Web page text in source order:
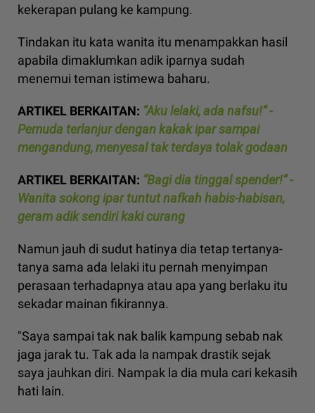
kekerapan pulang ke kampung.
Tindakan itu kata wanita itu menampakkan hasil
apabila dimaklumkan adik iparnya sudah
menemui teman istimewa baharu.
ARTIKEL BERKAITAN: “Aku lelaki, ada nafsu!” -
Pemuda terlanjur dengan kakak ipar sampai
mengandung, menyesal tak terdaya tolak godaan
ARTIKEL BERKAITAN: “Bagi dia tinggal spender!” -
Wanita sokong ipar tuntut nafkah habis-habisan,
geram adik sendiri kaki curang
Namun jauh di sudut hatinya dia tetap tertanya-
tanya sama ada lelaki itu pernah menyimpan
perasaan terhadapnya atau apa yang berlaku itu
sekadar mainan fikirannya.
"Saya sampai tak nak balik kampung sebab nak
jaga jarak tu. Tak ada la nampak drastik sejak
saya jauhkan diri. Nampak la dia mula cari kekasih
hati lain.